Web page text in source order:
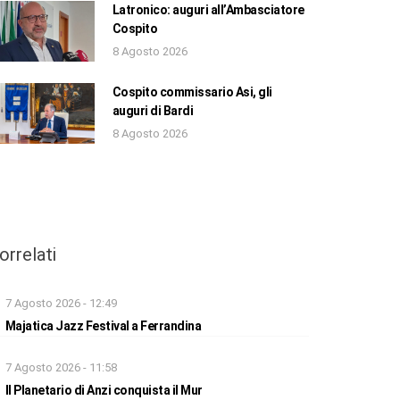
Latronico: auguri all’Ambasciatore
Cospito
8 Agosto 2026
Cospito commissario Asi, gli
auguri di Bardi
8 Agosto 2026
7 Agosto 2026 - 12:49
Majatica Jazz Festival a Ferrandina
7 Agosto 2026 - 11:58
Il Planetario di Anzi conquista il Mur